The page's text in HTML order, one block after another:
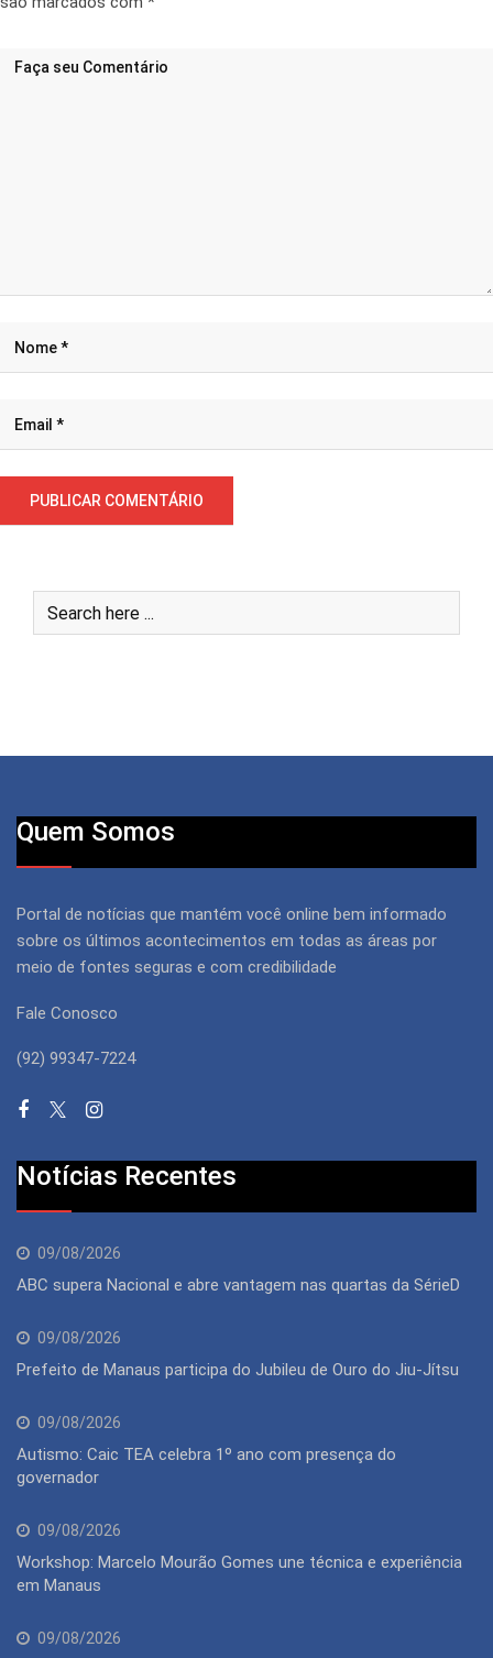
Quem Somos
Portal de notícias que mantém você online bem informado
sobre os últimos acontecimentos em todas as áreas por
meio de fontes seguras e com credibilidade
Fale Conosco
(92) 99347-7224
Notícias Recentes
09/08/2026
ABC supera Nacional e abre vantagem nas quartas da SérieD
09/08/2026
Prefeito de Manaus participa do Jubileu de Ouro do Jiu-Jítsu
09/08/2026
Autismo: Caic TEA celebra 1º ano com presença do
governador
09/08/2026
Workshop: Marcelo Mourão Gomes une técnica e experiência
em Manaus
09/08/2026